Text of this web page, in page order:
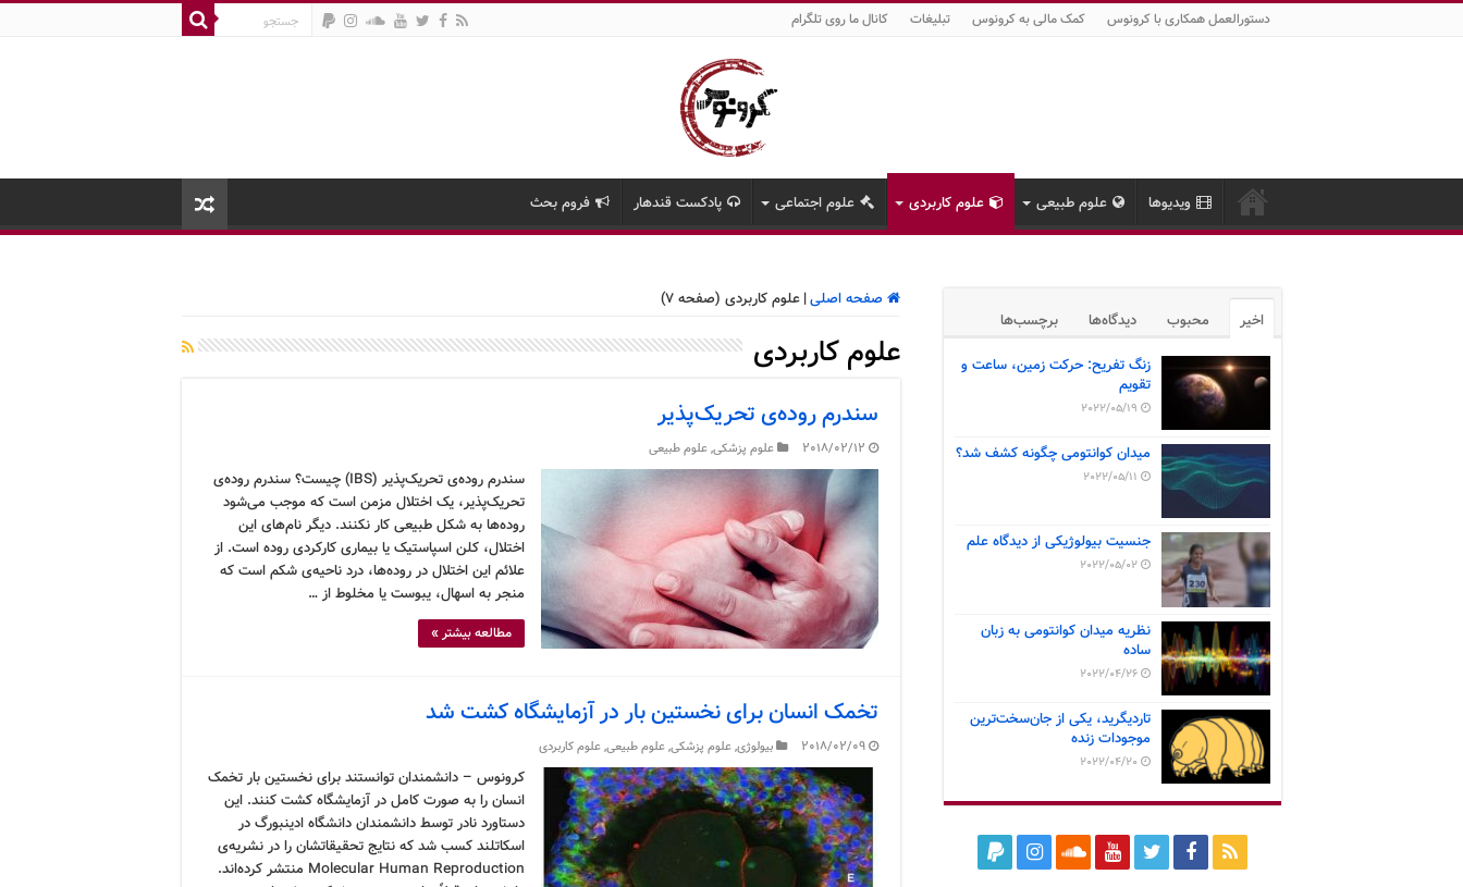
دستورالعمل همکاری با کرونوس کمک مالی به کرونوس تبلیغات کانال ما روی تلگرام
ویدیوها علوم طبیعی علوم کاربردی علوم اجتماعی پادکست قندهار فروم بحث
صفحه اصلی| علوم کاربردی (صفحه 7)
علوم کاربردی
سندرم روده‌ی تحریک‌پذیر
2018/02/12 علوم پزشکی,علوم طبیعی
سندرم روده‌ی تحریک‌پذیر (IBS) چیست؟ سندرم روده‌ی
تحریک‌پذیر، یک اختلال مزمن است که موجب می‌شود
روده‌ها به شکل طبیعی کار نکنند. دیگر نام‌های این
اختلال، کلن اسپاستیک یا بیماری کارکردی روده است. از
علائم این اختلال در روده‌ها، درد ناحیه‌ی شکم است که
منجر به اسهال، یبوست یا مخلوط از …
مطالعه بیشتر »
تخمک انسان برای نخستین بار در آزمایشگاه کشت شد
2018/02/09 بیولوژی,علوم پزشکی,علوم طبیعی,علوم کاربردی
کرونوس – دانشمندان توانستند برای نخستین بار تخمک
انسان را به صورت کامل در آزمایشگاه کشت کنند. این
دستاورد نادر توسط دانشمندان دانشگاه ادینبورگ در
اسکاتلند کسب شد که نتایج تحقیقاتشان را در نشریه‌ی
Molecular Human Reproduction منتشر کرده‌اند.
اخیر محبوب دیدگاه‌ها برچسب‌ها
زنگ تفریح: حرکت زمین، ساعت و
تقویم
2022/05/19
میدان کوانتومی چگونه کشف شد؟
2022/05/11
جنسیت بیولوژیکی از دیدگاه علم
2022/05/02
نظریه میدان کوانتومی به زبان
ساده
2022/04/26
تاردیگرید، یکی از جان‌سخت‌ترین
موجودات زنده
2022/04/20